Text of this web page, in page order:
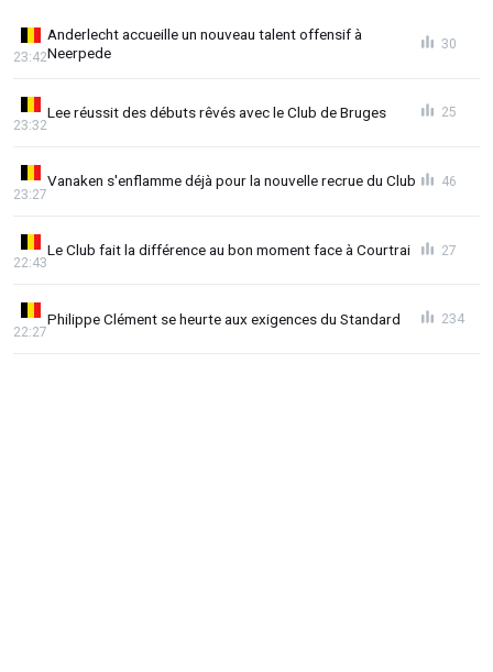
Anderlecht accueille un nouveau talent offensif à
Neerpede
23:42
30
Lee réussit des débuts rêvés avec le Club de Bruges
23:32
25
Vanaken s'enflamme déjà pour la nouvelle recrue du Club
23:27
46
Le Club fait la différence au bon moment face à Courtrai
22:43
27
Philippe Clément se heurte aux exigences du Standard
22:27
234